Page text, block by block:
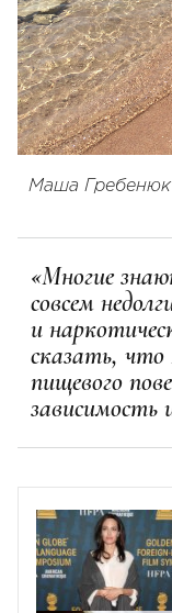
Маша Гребенюк
«Многие
совсем
и
сказать,
пищевого
зависимость